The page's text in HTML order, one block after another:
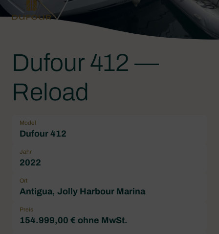
Dufour 412 —
Reload
Model
Dufour 412
Jahr
2022
Ort
Antigua, Jolly Harbour Marina
Preis
154.999,00 € ohne MwSt.